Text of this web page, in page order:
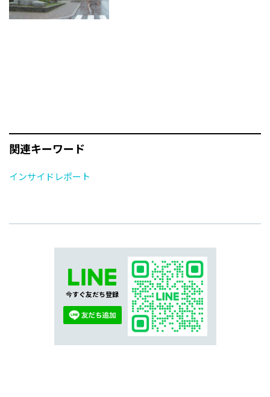
関連キーワード
インサイドレポート
今すぐ友だち登録